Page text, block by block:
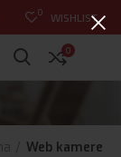
0 WISHLIST
0
Web kamere